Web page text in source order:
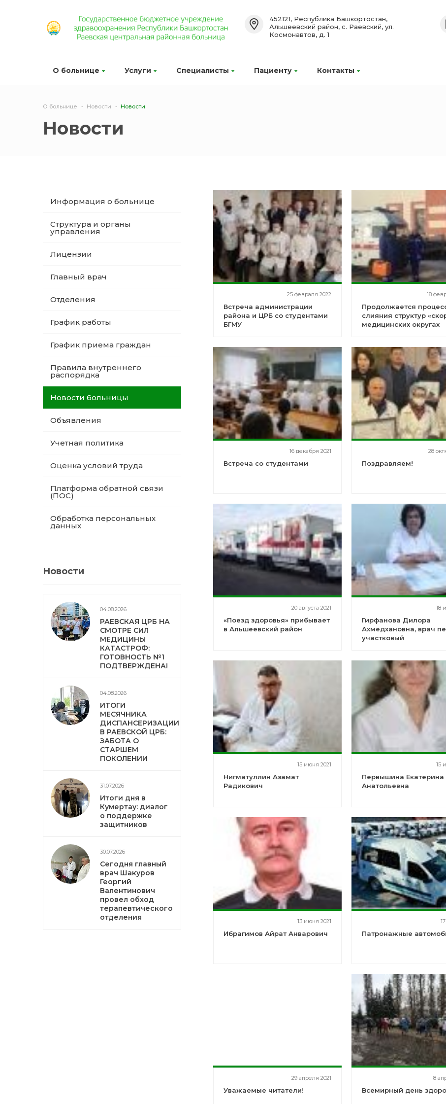
О больнице Услуги Специалисты Пациенту Контакты
452121, Республика Башкортостан,
Альшеевский район, с. Раевский, ул.
Космонавтов, д. 1
О больнице Новости Новости
Новости
Информация о больнице
Структура и органы
управления
Лицензии
Главный врач
Отделения
График работы
График приема граждан
Правила внутреннего
распорядка
Новости больницы
Объявления
Учетная политика
Оценка условий труда
Платформа обратной связи
(ПОС)
Обработка персональных
данных
Новости
04.08.2026
РАЕВСКАЯ ЦРБ НА
СМОТРЕ СИЛ
МЕДИЦИНЫ
КАТАСТРОФ:
ГОТОВНОСТЬ №1
ПОДТВЕРЖДЕНА!
04.08.2026
ИТОГИ
МЕСЯЧНИКА
ДИСПАНСЕРИЗАЦИИ
В РАЕВСКОЙ ЦРБ:
ЗАБОТА О
СТАРШЕМ
ПОКОЛЕНИИ
31.07.2026
Итоги дня в
Кумертау: диалог
о поддержке
защитников
30.07.2026
Сегодня главный
врач Шакуров
Георгий
Валентинович
провел обход
терапевтического
отделения
25 февраля 2022
Встреча администрации
района и ЦРБ со студентами
БГМУ
18
Продолжается
слияния структур
медицинских округах
16 декабря 2021
Встреча со студентами
28
Поздравляем!
20 августа 2021
«Поезд здоровья» прибывает
в Альшеевский район
18
Гирфанова Дилора
Ахмедхановна, врач
участковый
15 июня 2021
Нигматуллин Азамат
Радикович
15
Первышина Екатерина
Анатольевна
13 июня 2021
Ибрагимов Айрат Анварович Патронажные
29 апреля 2021
Уважаемые читатели!
8
Всемирный день